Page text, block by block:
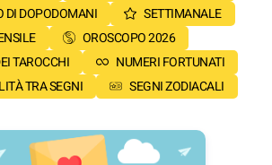
DI DOPODOMANI
SETTIMANALE
OROSCOPO 2026
TAROCCHI
NUMERI FORTUNATI
TRA SEGNI
SEGNI ZODIACALI